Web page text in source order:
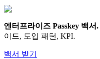
엔터프라이즈 Passkey 백서.
이드, 도입 패턴, KPI.
백서 받기